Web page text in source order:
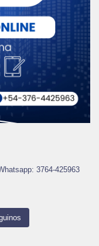
3764-425963